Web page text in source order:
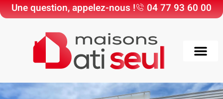
Une question, appelez-nous ! 04 77 93 60 00